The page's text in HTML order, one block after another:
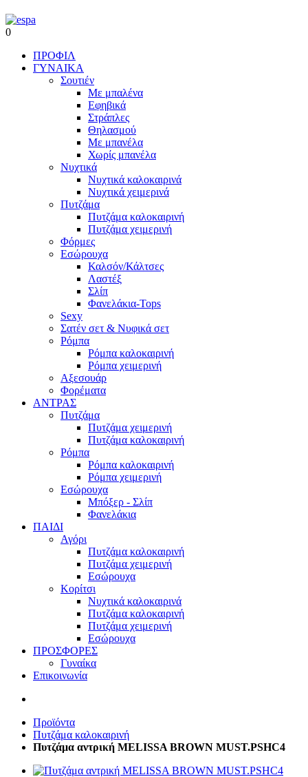
0
ΠΡΟΦΙΛ
ΓΥΝΑΙΚΑ
Σουτιέν
Με μπαλένα
Εφηβικά
Στράπλες
Θηλασμού
Με μπανέλα
Χωρίς μπανέλα
Νυχτικά
Νυχτικά καλοκαιρινά
Νυχτικά χειμερινά
Πυτζάμα
Πυτζάμα καλοκαιρινή
Πυτζάμα χειμερινή
Φόρμες
Εσώρουχα
Καλσόν/Κάλτσες
Λαστέξ
Σλίπ
Φανελάκια-Tops
Sexy
Σατέν σετ & Νυφικά σετ
Ρόμπα
Ρόμπα καλοκαιρινή
Ρόμπα χειμερινή
Αξεσουάρ
Φορέματα
ΑΝΤΡΑΣ
Πυτζάμα
Πυτζάμα χειμερινή
Πυτζάμα καλοκαιρινή
Ρόμπα
Ρόμπα καλοκαιρινή
Ρόμπα χειμερινή
Εσώρουχα
Μπόξερ - Σλίπ
Φανελάκια
ΠΑΙΔΙ
Αγόρι
Πυτζάμα καλοκαιρινή
Πυτζάμα χειμερινή
Εσώρουχα
Κορίτσι
Νυχτικά καλοκαιρινά
Πυτζάμα καλοκαιρινή
Πυτζάμα χειμερινή
Εσώρουχα
ΠΡΟΣΦΟΡΕΣ
Γυναίκα
Επικοινωνία
Προϊόντα
Πυτζάμα καλοκαιρινή
Πυτζάμα αντρική MELISSA BROWN MUST.PSHC4